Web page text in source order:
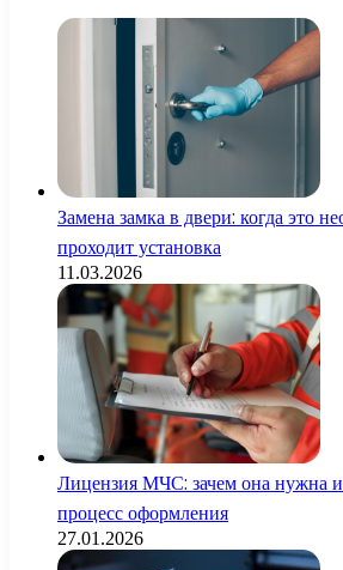
Замена замка в двери: когда это
проходит установка
11.03.2026
Лицензия МЧС: зачем она нужна
процесс оформления
27.01.2026